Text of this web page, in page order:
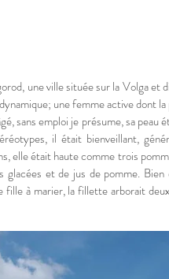
une ville située sur la Volga et
une femme active dont
sans emploi je présume, sa
il était bienveillant,
elle était haute comme trois
et de jus de pomme.
à marier, la fillette arborait